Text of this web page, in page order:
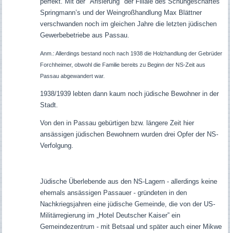
Springmann’s und der Weingroßhandlung Max Blättner
verschwanden noch im gleichen Jahre die letzten jüdischen
Gewerbebetriebe aus Passau.
Anm.: Allerdings bestand noch nach 1938 die Holzhandlung der Gebrüder
Forchheimer, obwohl die Familie bereits zu Beginn der NS-Zeit aus
Passau abgewandert war.
1938/1939 lebten dann kaum noch jüdische Bewohner in der
Stadt.
Von den in Passau gebürtigen bzw. längere Zeit hier
ansässigen jüdischen Bewohnern wurden drei Opfer der NS-
Verfolgung.
Jüdische Überlebende aus den NS-Lagern - allerdings keine
ehemals ansässigen Passauer - gründeten in den
Nachkriegsjahren eine jüdische Gemeinde, die von der US-
Militärregierung im „Hotel Deutscher Kaiser” ein
Gemeindezentrum - mit Betsaal und später auch einer Mikwe